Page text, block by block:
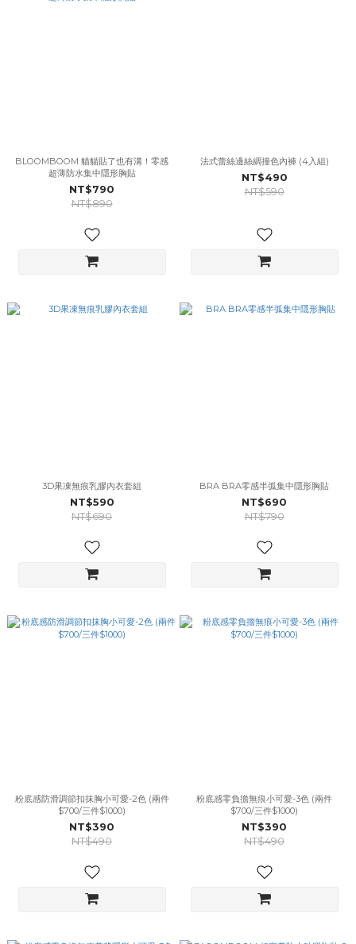
BLOOMBOOM 貓貓貼了也有溝！零感
超薄防水集中隱形胸貼
NT$790
NT$890
法式蕾絲邊絲綢撞色內褲 (4入組)
NT$490
NT$590
3D果凍無痕乳膠內衣套組
NT$590
NT$690
BRA BRA零感半弧集中隱形胸貼
NT$690
NT$790
粉底感防滑調節扣抹胸小可愛-2色 (兩件
$700/三件$1000)
NT$390
NT$490
粉底感零負擔無痕小可愛-3色 (兩件
$700/三件$1000)
NT$390
NT$490